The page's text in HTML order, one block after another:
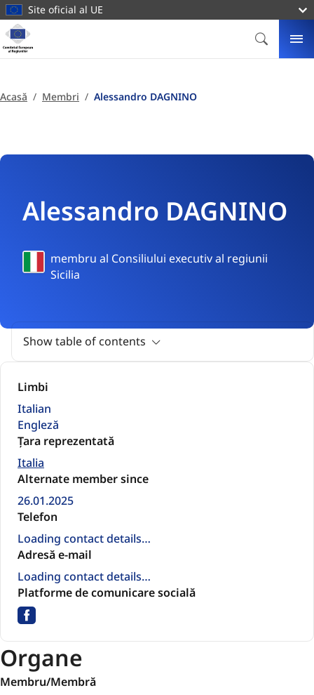
principalSite oficial al UE
Homepage
Comitetul
European
Regiunilor
CĂUTARE
Acasă Membri Alessandro DAGNINO
Alessandro DAGNINO
Italia membru al Consiliului executiv al regiunii
Sicilia
Show table of contents
Limbi
Italian
Engleză
Țara reprezentată
Italia
Alternate member since
26.01.2025
Telefon
Loading contact details…
Adresă e-mail
Loading contact details…
Platforme de comunicare socială
Organe
Membru/Membră